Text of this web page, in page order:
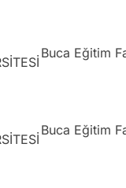
Buca Eğitim
Buca Eğitim